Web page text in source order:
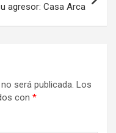
agresor: Casa Arca
será publicada. Los
con *